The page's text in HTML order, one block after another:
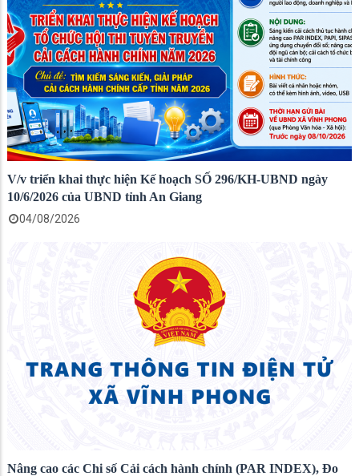
V/v triển khai thực hiện Kế hoạch SỐ 296/KH-UBND ngày
10/6/2026 của UBND tỉnh An Giang
04/08/2026
Nâng cao các Chi số Cải cách hành chính (PAR INDEX), Đo